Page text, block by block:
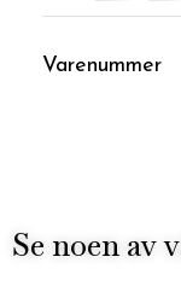
Varenummer
Se noen av